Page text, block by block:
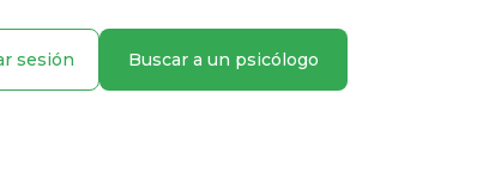
sesión Buscar a un psicólogo